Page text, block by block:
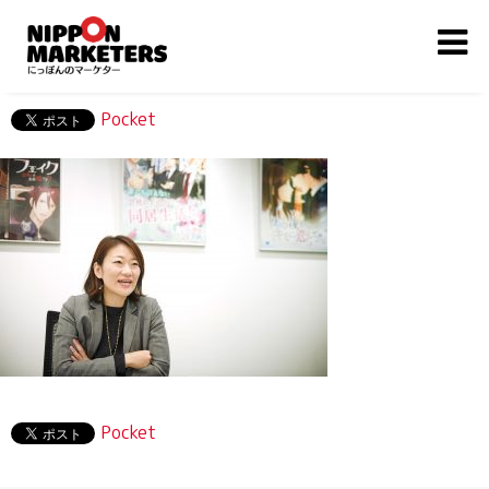
Pocket
Pocket